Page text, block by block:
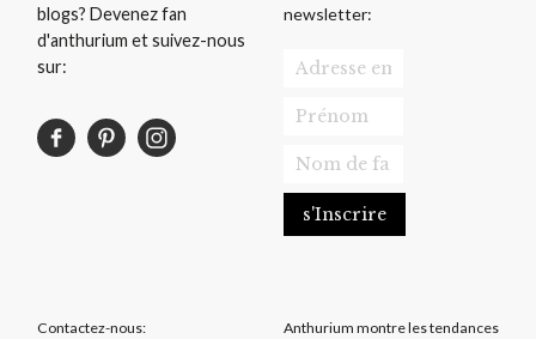
blogs? Devenez fan
d'anthurium et suivez-nous
sur:
newsletter:
Contactez-nous:
Anthurium montre les tendances